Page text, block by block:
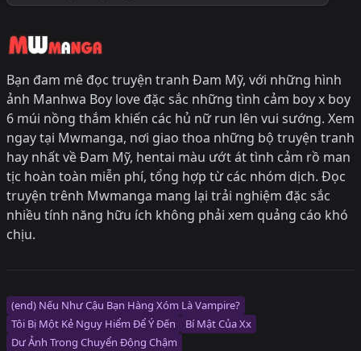
Bạn đam mê đọc truyện tranh Đam Mỹ, với những hình
ảnh Manhwa Boy love đặc sắc những tình cảm boy x boy
6 múi nồng thắm khiến các hủ nữ run lên vui sướng. Xem
ngay tại Mwmanga, nơi giao thoa những bộ truyện tranh
hay nhất về Đam Mỹ, hentai màu ướt át tình cảm rồ man
tịc hoàn toàn miễn phí, tổng hợp từ các nhóm dịch. Đọc
truyện trênh Mwmanga mang lại trải nghiệm đặc sắc
nhiều tính năng hữu ích không phải xem quảng cáo khó
chịu.
(end) Nếu Như Cậu Bạn Hàng Xóm Là Vampire?
Tôi Bị Một Kẻ Nguy Hiểm Để Ý Đến
Bí Mật Của Xx
Dư Ảnh Trong Chuyển Động Chậm